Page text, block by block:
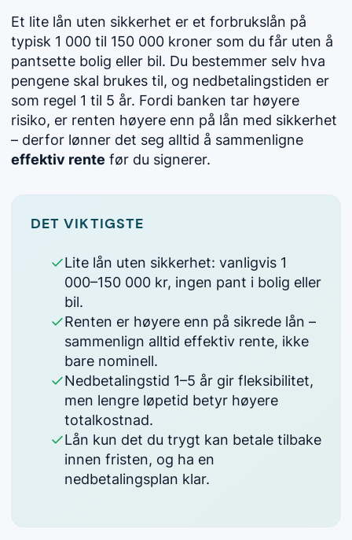
Et lite lån uten sikkerhet er et forbrukslån på
typisk 1 000 til 150 000 kroner som du får uten å
pantsette bolig eller bil. Du bestemmer selv hva
pengene skal brukes til, og nedbetalingstiden er
som regel 1 til 5 år. Fordi banken tar høyere
risiko, er renten høyere enn på lån med sikkerhet
– derfor lønner det seg alltid å sammenligne
effektiv rente før du signerer.
DET VIKTIGSTE
Lite lån uten sikkerhet: vanligvis 1
000–150 000 kr, ingen pant i bolig eller
bil.
Renten er høyere enn på sikrede lån –
sammenlign alltid effektiv rente, ikke
bare nominell.
Nedbetalingstid 1–5 år gir fleksibilitet,
men lengre løpetid betyr høyere
totalkostnad.
Lån kun det du trygt kan betale tilbake
innen fristen, og ha en
nedbetalingsplan klar.